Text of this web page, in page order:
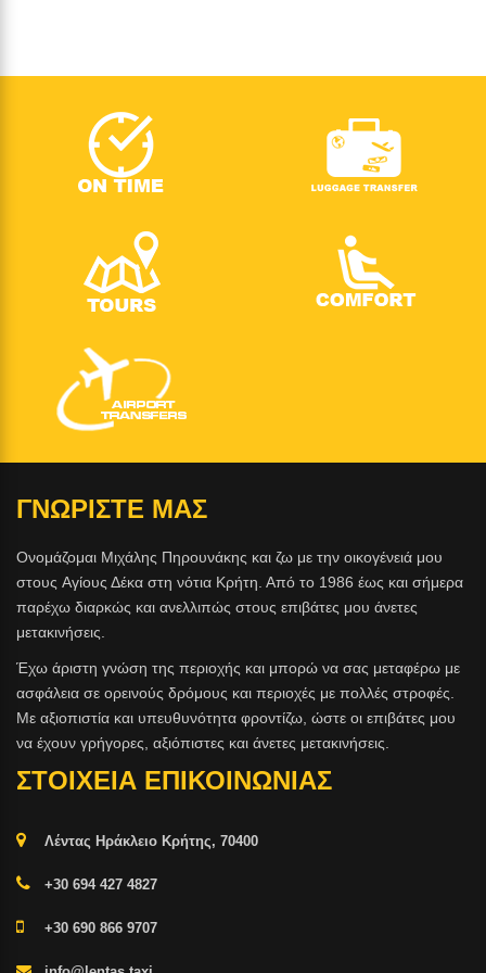
ΓΝΩΡΙΣΤΕ ΜΑΣ
Ονομάζομαι Μιχάλης Πηρουνάκης και ζω με την οικογένειά μου
στους Aγίους Δέκα στη νότια Κρήτη. Από το 1986 έως και σήμερα
παρέχω διαρκώς και ανελλιπώς στους επιβάτες μου άνετες
μετακινήσεις.
Έχω άριστη γνώση της περιοχής και μπορώ να σας μεταφέρω με
ασφάλεια σε ορεινούς δρόμους και περιοχές με πολλές στροφές.
Με αξιοπιστία και υπευθυνότητα φροντίζω, ώστε οι επιβάτες μου
να έχουν γρήγορες, αξιόπιστες και άνετες μετακινήσεις.
ΣΤΟΙΧΕΙΑ ΕΠΙΚΟΙΝΩΝΙΑΣ
Λέντας Ηράκλειο Κρήτης, 70400
+30 694 427 4827
+30 690 866 9707